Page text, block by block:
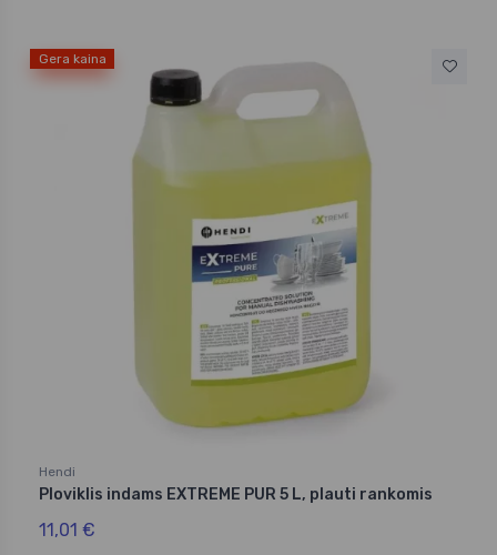
Gera kaina
Hendi
Ploviklis indams EXTREME PUR 5 L, plauti rankomis
11,01 €